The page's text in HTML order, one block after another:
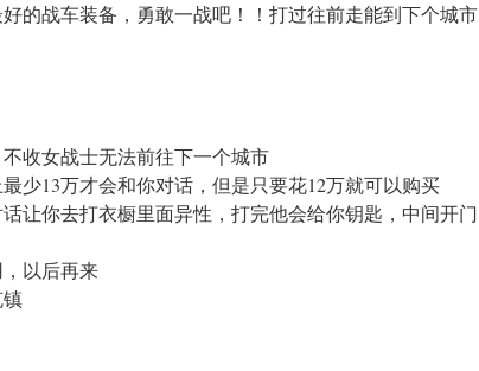
的战车装备，勇敢一战吧！！打过往前走能到下个城市
收女战士无法前往下一个城市
少13万才会和你对话，但是只要花12万就可以购买
让你去打衣橱里面异性，打完他会给你钥匙，中间开门
以后再来